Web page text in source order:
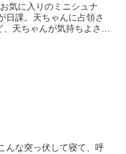
気に入りのミニシュナ
日課。天ちゃんに占領さ
天ちゃんが気持ちよさそ
んな突っ伏して寝て、呼